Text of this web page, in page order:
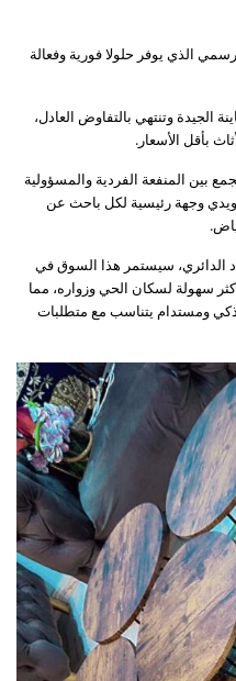
الذي يوفر حلولا فورية وفعالة
الجيدة وتنتهي بالتفاوض العادل،
بأقل الأسعار.
بين المنفعة الفردية والمسؤولية
وجهة رئيسية لكل باحث عن
الدائري، سيستمر هذا السوق في
سهولة لسكان الحي وزواره، مما
ومستدام يتناسب مع متطلبات